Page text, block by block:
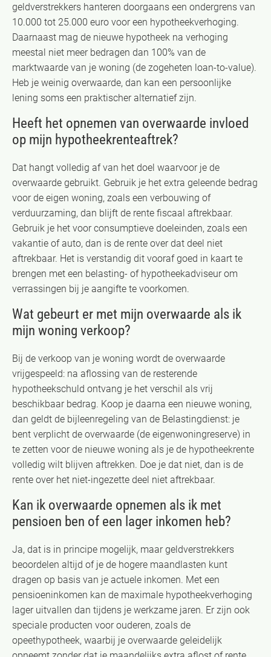
geldverstrekkers hanteren doorgaans een ondergrens van
10.000 tot 25.000 euro voor een hypotheekverhoging.
Daarnaast mag de nieuwe hypotheek na verhoging
meestal niet meer bedragen dan 100% van de
marktwaarde van je woning (de zogeheten loan-to-value).
Heb je weinig overwaarde, dan kan een persoonlijke
lening soms een praktischer alternatief zijn.
Heeft het opnemen van overwaarde invloed
op mijn hypotheekrenteaftrek?
Dat hangt volledig af van het doel waarvoor je de
overwaarde gebruikt. Gebruik je het extra geleende bedrag
voor de eigen woning, zoals een verbouwing of
verduurzaming, dan blijft de rente fiscaal aftrekbaar.
Gebruik je het voor consumptieve doeleinden, zoals een
vakantie of auto, dan is de rente over dat deel niet
aftrekbaar. Het is verstandig dit vooraf goed in kaart te
brengen met een belasting- of hypotheekadviseur om
verrassingen bij je aangifte te voorkomen.
Wat gebeurt er met mijn overwaarde als ik
mijn woning verkoop?
Bij de verkoop van je woning wordt de overwaarde
vrijgespeeld: na aflossing van de resterende
hypotheekschuld ontvang je het verschil als vrij
beschikbaar bedrag. Koop je daarna een nieuwe woning,
dan geldt de bijleenregeling van de Belastingdienst: je
bent verplicht de overwaarde (de eigenwoningreserve) in
te zetten voor de nieuwe woning als je de hypotheekrente
volledig wilt blijven aftrekken. Doe je dat niet, dan is de
rente over het niet-ingezette deel niet aftrekbaar.
Kan ik overwaarde opnemen als ik met
pensioen ben of een lager inkomen heb?
Ja, dat is in principe mogelijk, maar geldverstrekkers
beoordelen altijd of je de hogere maandlasten kunt
dragen op basis van je actuele inkomen. Met een
pensioeninkomen kan de maximale hypotheekverhoging
lager uitvallen dan tijdens je werkzame jaren. Er zijn ook
speciale producten voor ouderen, zoals de
opeethypotheek, waarbij je overwaarde geleidelijk